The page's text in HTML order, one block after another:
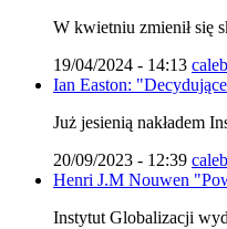
W kwietniu zmienił się
19/04/2024 - 14:13 caleb
Ian Easton:
Już jesienią nakładem
20/09/2023 - 12:39 caleb
Henri J.M Nouwen
Instytut Globalizacji